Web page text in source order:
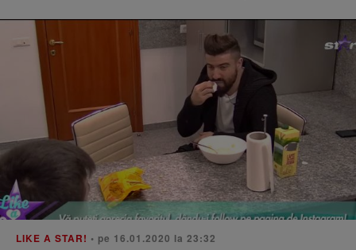
LIKE A STAR! • pe 16.01.2020 la 23:32